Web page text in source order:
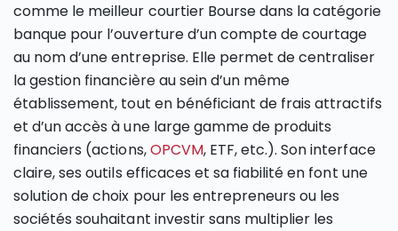
comme le meilleur courtier Bourse dans la catégorie
banque pour l’ouverture d’un compte de courtage
au nom d’une entreprise. Elle permet de centraliser
la gestion financière au sein d’un même
établissement, tout en bénéficiant de frais attractifs
et d’un accès à une large gamme de produits
financiers (actions,OPCVM, ETF, etc.). Son interface
claire, ses outils efficaces et sa fiabilité en font une
solution de choix pour les entrepreneurs ou les
sociétés souhaitant investir sans multiplier les